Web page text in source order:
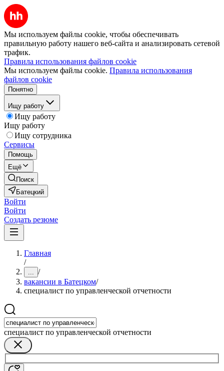
Мы используем файлы cookie, чтобы обеспечивать
правильную работу нашего веб-сайта и анализировать сетевой
трафик.
Правила использования файлов cookie
Мы используем файлы cookie. Правила использования
файлов cookie
Понятно
Ищу работу
Ищу работу
Ищу работу
Ищу сотрудника
Сервисы
Помощь
Ещё
Поиск
Батецкий
Войти
Войти
Создать резюме
Главная
/
... /
вакансии в Батецком/
специалист по управленческой отчетности
специалист по управленческой отчетности